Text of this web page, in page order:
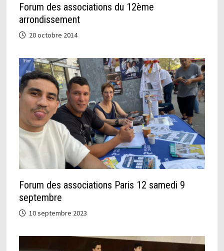
Forum des associations du 12ème
arrondissement
20 octobre 2014
Forum des associations Paris 12 samedi 9
septembre
10 septembre 2023